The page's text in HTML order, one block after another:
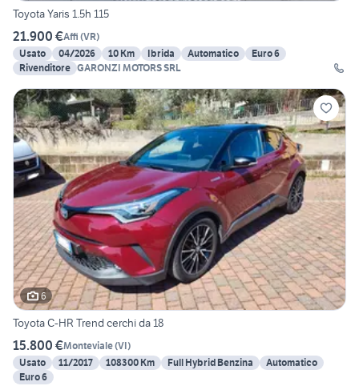
Toyota Yaris 1.5h 115
21.900 €Affi (VR)
Usato
04/2026 10 Km Ibrida Automatico
Euro 6
Rivenditore GARONZI MOTORS SRL
6
Toyota C-HR Trend cerchi da 18
15.800 €Monteviale(VI)
Usato
11/2017 108300 Km Full Hybrid Benzina
Automatico
Euro 6